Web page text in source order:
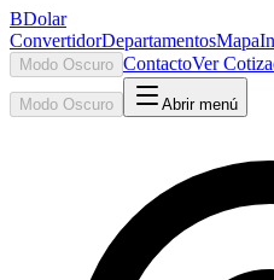
BDolar
ConvertidorDepartamentosMapa
Modo Oscuro ContactoVer
Modo Oscuro Abrir menú